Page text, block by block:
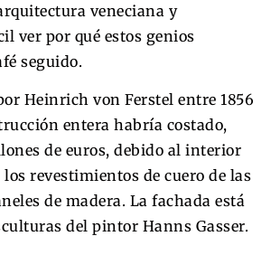
veneciana y
ver por qué estos genios
seguido.
Heinrich von Ferstel entre 1856
entera habría costado,
de euros, debido al interior
revestimientos de cuero de las
de madera. La fachada está
del pintor Hanns Gasser.